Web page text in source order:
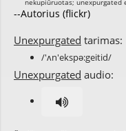
--Autorius (flickr)
Unexpurgated tarimas:
/'ʌn'ekspə:geitid/
Unexpurgated audio: